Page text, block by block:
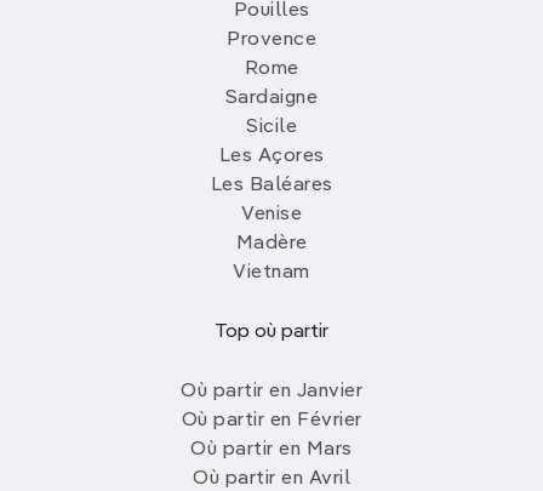
Pouilles
Provence
Rome
Sardaigne
Sicile
Les Açores
Les Baléares
Venise
Madère
Vietnam
Top où partir
Où partir en Janvier
Où partir en Février
Où partir en Mars
Où partir en Avril